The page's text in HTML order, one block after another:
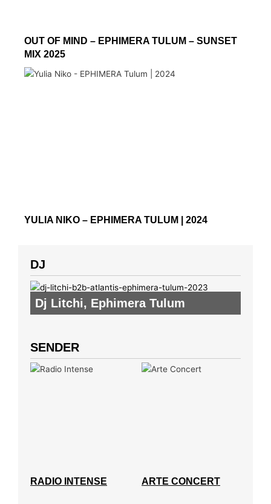
OUT OF MIND – EPHIMERA TULUM – SUNSET
MIX 2025
YULIA NIKO – EPHIMERA TULUM | 2024
DJ
Dj Litchi, Ephimera Tulum
SENDER
RADIO INTENSE ARTE CONCERT